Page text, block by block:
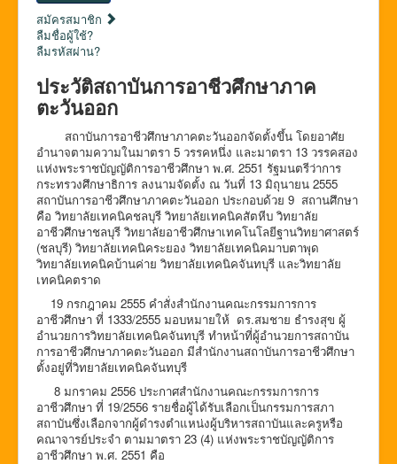
สมัครสมาชิก
ลืมชื่อผู้ใช้?
ลืมรหัสผ่าน?
ประวัติสถาบันการอาชีวศึกษาภาค
ตะวันออก
สถาบันการอาชีวศึกษาภาคตะวันออกจัดตั้งขึ้น โดยอาศัย
อำนาจตามความในมาตรา 5 วรรคหนึ่ง และมาตรา 13 วรรคสอง
แห่งพระราชบัญญัติการอาชีวศึกษา พ.ศ. 2551 รัฐมนตรีว่าการ
กระทรวงศึกษาธิการ ลงนามจัดตั้ง ณ วันที่ 13 มิถุนายน 2555
สถาบันการอาชีวศึกษาภาคตะวันออก ประกอบด้วย 9 สถานศึกษา
คือ วิทยาลัยเทคนิคชลบุรี วิทยาลัยเทคนิคสัตหีบ วิทยาลัย
อาชีวศึกษาชลบุรี วิทยาลัยอาชีวศึกษาเทคโนโลยีฐานวิทยาศาสตร์
(ชลบุรี) วิทยาลัยเทคนิคระยอง วิทยาลัยเทคนิคมาบตาพุด
วิทยาลัยเทคนิคบ้านค่าย วิทยาลัยเทคนิคจันทบุรี และวิทยาลัย
เทคนิคตราด
19 กรกฎาคม 2555 คำสั่งสำนักงานคณะกรรมการการ
อาชีวศึกษา ที่ 1333/2555 มอบหมายให้ ดร.สมชาย ธำรงสุข ผู้
อำนวยการวิทยาลัยเทคนิคจันทบุรี ทำหน้าที่ผู้อำนวยการสถาบัน
การอาชีวศึกษาภาคตะวันออก มีสำนักงานสถาบันการอาชีวศึกษา
ตั้งอยู่ที่วิทยาลัยเทคนิคจันทบุรี
8 มกราคม 2556 ประกาศสำนักงานคณะกรรมการการ
อาชีวศึกษา ที่ 19/2556 รายชื่อผู้ได้รับเลือกเป็นกรรมการสภา
สถาบันซึ่งเลือกจากผู้ดำรงตำแหน่งผู้บริหารสถาบันและครูหรือ
คณาจารย์ประจำ ตามมาตรา 23 (4) แห่งพระราชบัญญัติการ
อาชีวศึกษา พ.ศ. 2551 คือ